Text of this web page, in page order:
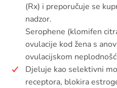
(Rx) i preporučuje se
nadzor.
Serophene (klomifen
ovulacije kod žena s
ovulacijskom
Djeluje kao selektivni
receptora, blokira